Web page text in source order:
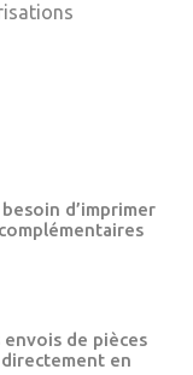
d’imprimer
de pièces
en